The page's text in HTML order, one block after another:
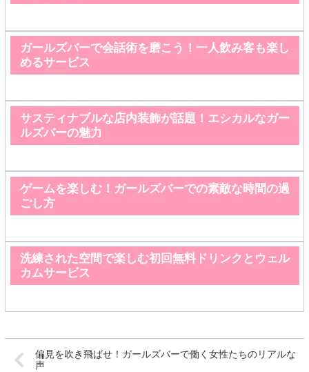
ガールズバーで会話術を磨こう！一人飲み客も楽し
めるサービス
サスティナブルな店内装飾が話題！エシカルなガー
ルズバーの魅力
ゲームを楽しむ！ガールズバーでの素敵な時間の過
ごし方
洗練された空間で楽しむ初回無料ドリンクとウェル
カムサービス
偏見を吹き飛ばせ！ガールズバーで働く女性たちのリアルな
声